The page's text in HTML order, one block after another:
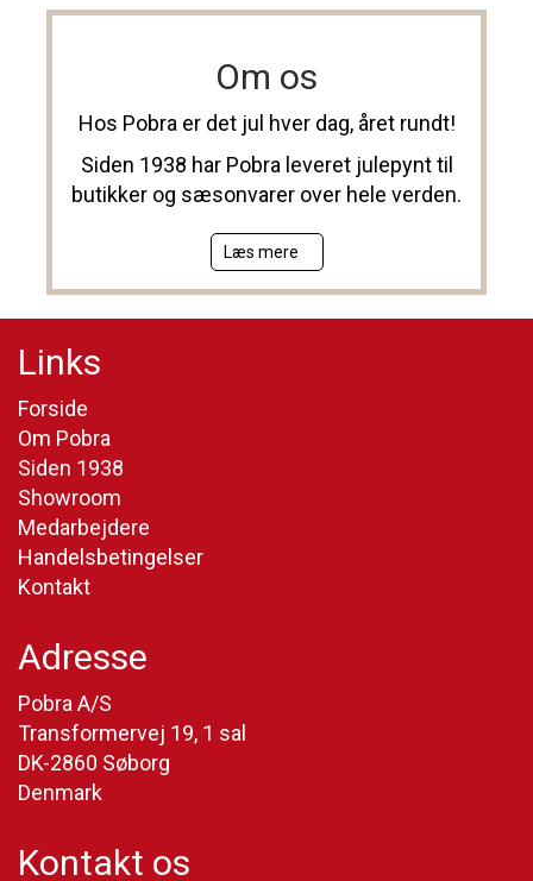
Om os
Hos Pobra er det jul hver dag, året rundt!
Siden 1938 har Pobra leveret julepynt til
butikker og sæsonvarer over hele verden.
Læs mere
Links
Forside
Om Pobra
Siden 1938
Showroom
Medarbejdere
Handelsbetingelser
Kontakt
Adresse
Pobra A/S
Transformervej 19, 1 sal
DK-2860 Søborg
Denmark
Kontakt os